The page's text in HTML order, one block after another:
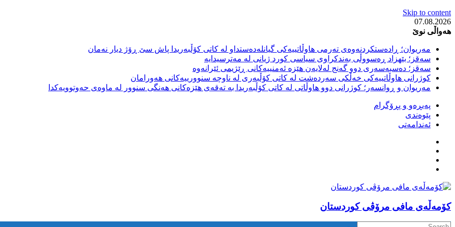
Skip to content
07.08.2026
هەواڵی نوێ
مەریوان؛ ڕادەستکردنەوەی تەرمی هاوڵاتییەکی گیانلەدەستداو لە کاتی کۆڵبەریدا پاش سێ ڕۆژ دیار نەمان
سەقز؛ بێهزاد ڕەسووڵی بەندکراوی سیاسی کورد ژیانی لە مەترسیدایە
سەقز؛ دەسبەسەری دوو گەنج لەلایەن هێزە ئەمنییەکانی ڕێژیمی ئێرانەوە
کوژرانی هاوڵاتییەکی خەڵکی سەردەشت لە کاتی کۆڵبەری لە ناوچە سنوورییەکانی هەورامان
مەریوان و ڕوانسەر؛ کوژرانی دوو هاوڵاتی لە کاتی کۆڵبەریدا بە تەقەی هێزەکانی هەنگی سنوور لە ماوەی حەوتوویەکدا
پەیڕەو و پڕۆگرام
پێوەندی
ئەندامەتی
كۆمه‌ڵه‌ی مافی مرۆڤی کوردستان